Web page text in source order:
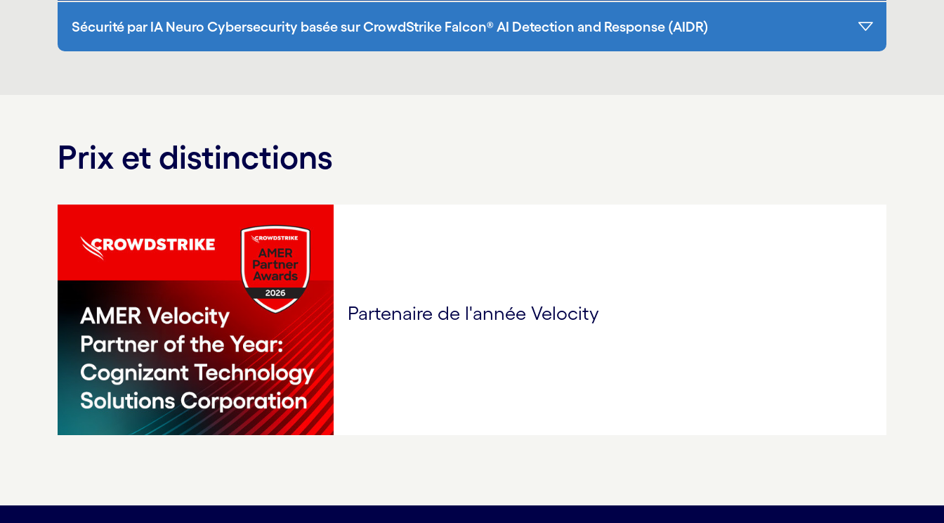
Sécurité par IA Neuro Cybersecurity basée sur CrowdStrike Falcon® AI Detection and Response (AIDR)
Prix et distinctions
Partenaire de l'année Velocity